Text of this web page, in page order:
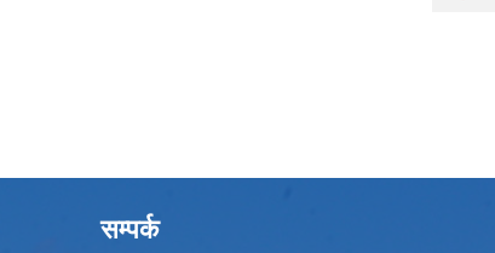
सम्पर्क